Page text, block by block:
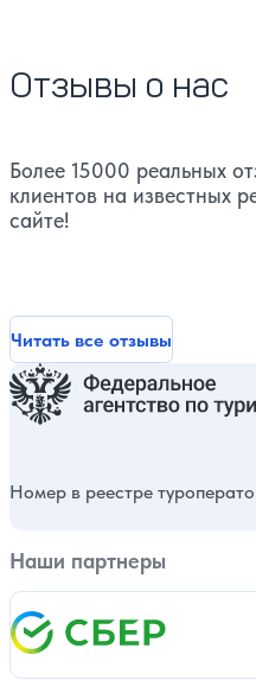
Отзывы о нас
Более 15000 реальных
клиентов на известных
сайте!
Читать все отзывы
Номер в реестре
Наши партнеры